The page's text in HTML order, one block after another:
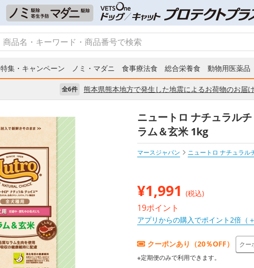
特集・キャンペーン ノミ・マダニ 食事療法食 総合栄養食 動物用医薬品
全6件 熊本県熊本地方で発生した地震によるお荷物のお届
ニュートロ ナチュラル
ラム＆玄米 1kg
マースジャパン
ニュートロ ナチュラル
¥1,991 (税込)
19ポイント
アプリからの購入でポイント2倍（
クーポンあり（20％OFF）
クー
※定期便のみで利用できます。